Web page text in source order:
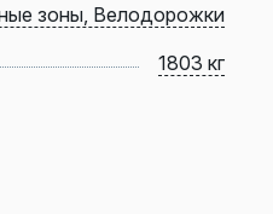
зоны, Велодорожки
1803 кг